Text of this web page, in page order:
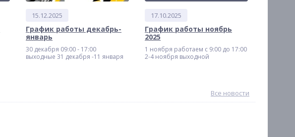
15.12.2025
График работы декабрь-
январь
30 декабря 09:00 - 17:00
выходные 31 декабря -11 января
17.10.2025
График работы ноябрь
2025
1 ноября работаем с 9:00 до 17:00
2-4 ноября выходной
Все новости